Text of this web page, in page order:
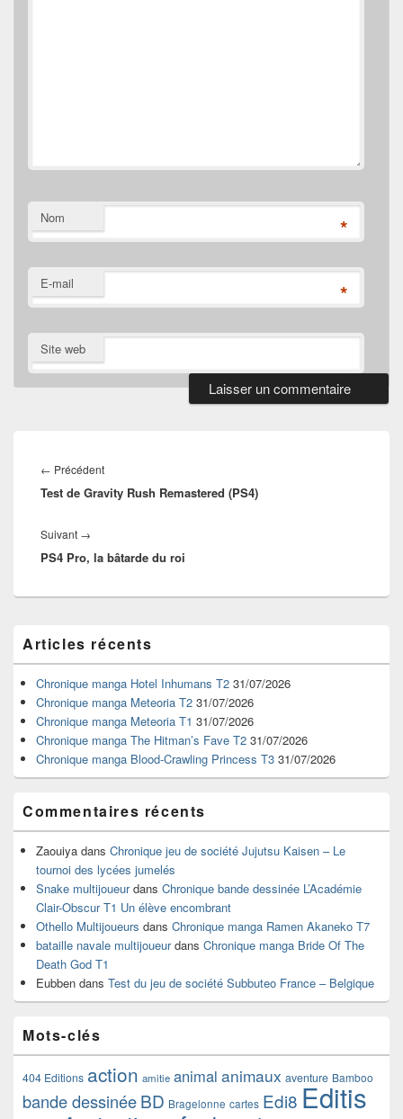
Nom *
E-mail *
Site web
de
l’article
← PrécédentArticle
précédent :
Test de Gravity Rush Remastered (PS4)
Suivant →
suivant :
PS4 Pro, la bâtarde du roi
principale
de
widget
pour
barre
latérale
Articles récents
Chronique manga Hotel Inhumans T2 31/07/2026
Chronique manga Meteoria T2 31/07/2026
Chronique manga Meteoria T1 31/07/2026
Chronique manga The Hitman’s Fave T2 31/07/2026
Chronique manga Blood-Crawling Princess T3 31/07/2026
Commentaires récents
Zaouiya dans Chronique jeu de société Jujutsu Kaisen – Le
tournoi des lycées jumelés
Snake multijoueurdans Chronique bande dessinée L’Académie
Clair-Obscur T1 Un élève encombrant
Othello Multijoueurs dans Chronique manga Ramen Akaneko T7
bataille navale multijoueurdans Chronique manga Bride Of The
Death God T1
Eubben dans Test du jeu de société Subbuteo France – Belgique
Mots-clés
404 Editions action amitie animal animaux aventure Bamboo
bande dessinéeBD Bragelonne cartes Edi8 Editis